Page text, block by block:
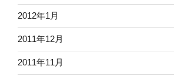
2012年1月
2011年12月
2011年11月